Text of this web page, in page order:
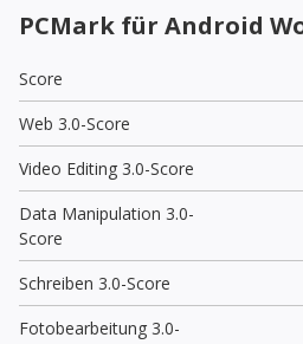
PCMark für Android
Score
Web 3.0-Score
Video Editing 3.0-Score
Data Manipulation 3.0-
Score
Schreiben 3.0-Score
Fotobearbeitung 3.0-